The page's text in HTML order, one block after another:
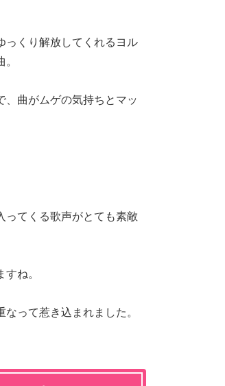
っくり解放してくれるヨル
、曲がムゲの気持ちとマッ
ってくる歌声がとても素敵
ね。
って惹き込まれました。